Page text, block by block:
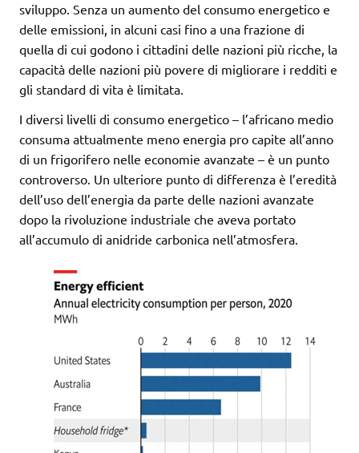
sviluppo. Senza un aumento del consumo energetico e
delle emissioni, in alcuni casi fino a una frazione di
quella di cui godono i cittadini delle nazioni più ricche, la
capacità delle nazioni più povere di migliorare i redditi e
gli standard di vita è limitata.
I diversi livelli di consumo energetico – l’africano medio
consuma attualmente meno energia pro capite all’anno
di un frigorifero nelle economie avanzate – è un punto
controverso. Un ulteriore punto di differenza è l’eredità
dell’uso dell’energia da parte delle nazioni avanzate
dopo la rivoluzione industriale che aveva portato
all’accumulo di anidride carbonica nell’atmosfera.